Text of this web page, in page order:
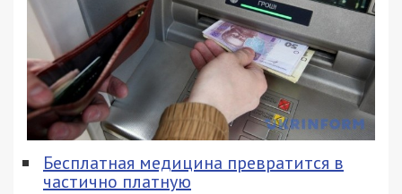
Бесплатная медицина превратится в
частично платную